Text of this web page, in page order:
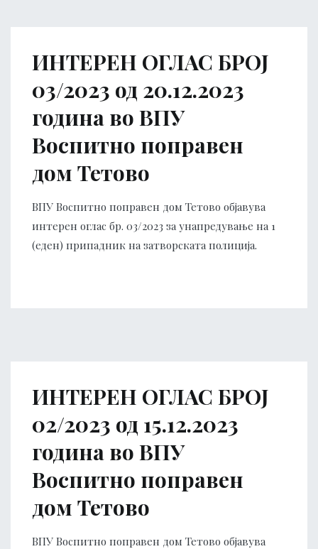
ИНТЕРЕН ОГЛАС БРОЈ
03/2023 од 20.12.2023
година во ВПУ
Воспитно поправен
дом Тетово
ВПУ Воспитно поправен дом Тетово објавува
интерен оглас бр. 03/2023 за унапредување на 1
(еден) припадник на затворската полиција.
ИНТЕРЕН ОГЛАС БРОЈ
02/2023 од 15.12.2023
година во ВПУ
Воспитно поправен
дом Тетово
ВПУ Воспитно поправен дом Тетово објавува